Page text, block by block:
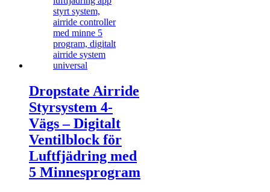
Dropstate Airride
Styrsystem 4-
Vägs – Digitalt
Ventilblock för
Luftfjädring med
5 Minnesprogram